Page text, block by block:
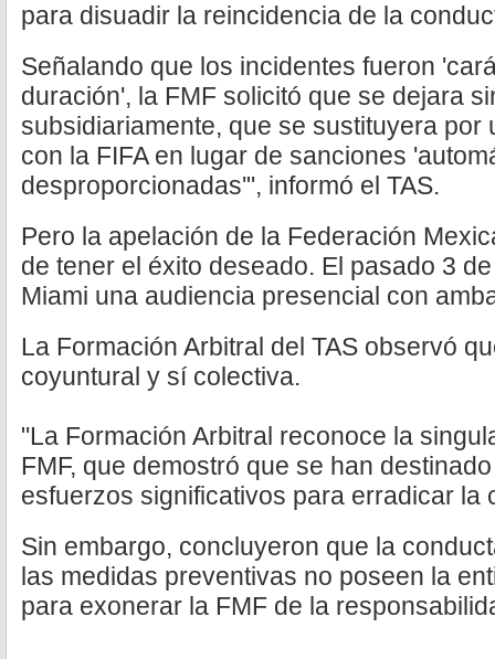
para disuadir la reincidencia de la
Señalando que los incidentes fueron
duración', la FMF solicitó que se dejara
subsidiariamente, que se sustituyera por
con la FIFA en lugar de sanciones
desproporcionadas'", informó el TAS.
Pero la apelación de la Federación
de tener el éxito deseado. El pasado 3
Miami una audiencia presencial con
La Formación Arbitral del TAS observó
coyuntural y sí colectiva.
"La Formación Arbitral reconoce la
FMF, que demostró que se han
esfuerzos significativos para erradicar la
Sin embargo, concluyeron que la
las medidas preventivas no poseen la
para exonerar la FMF de la